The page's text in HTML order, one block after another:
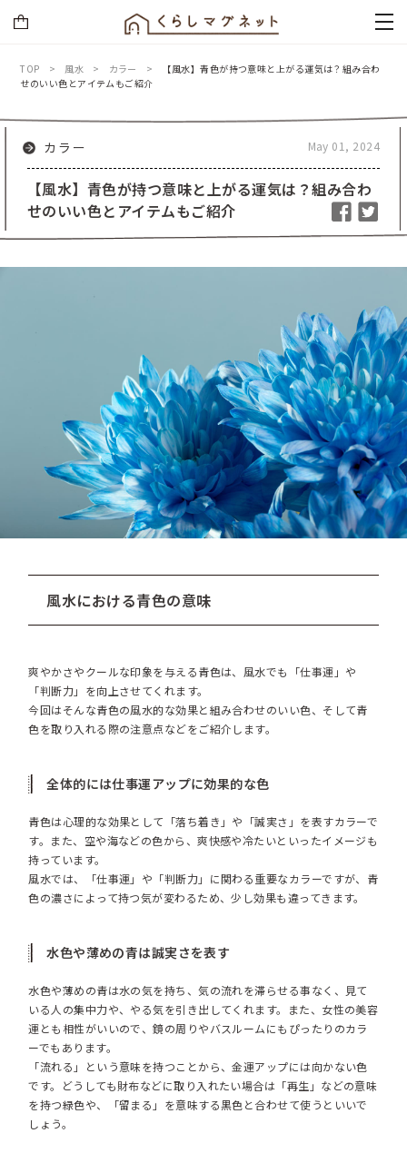
TOP 風水 カラー
【風水】青色が持つ意味と上がる運気は？組み合わ
せのいい色とアイテムもご紹介
カラー May 01, 2024
【風水】青色が持つ意味と上がる運気は？組み合わ
せのいい色とアイテムもご紹介
風水における青色の意味
爽やかさやクールな印象を与える青色は、風水でも「仕事運」や
「判断力」を向上させてくれます。
今回はそんな青色の風水的な効果と組み合わせのいい色、そして青
色を取り入れる際の注意点などをご紹介します。
全体的には仕事運アップに効果的な色
青色は心理的な効果として「落ち着き」や「誠実さ」を表すカラーで
す。また、空や海などの色から、爽快感や冷たいといったイメージも
持っています。
風水では、「仕事運」や「判断力」に関わる重要なカラーですが、青
色の濃さによって持つ気が変わるため、少し効果も違ってきます。
水色や薄めの青は誠実さを表す
水色や薄めの青は水の気を持ち、気の流れを滞らせる事なく、見て
いる人の集中力や、やる気を引き出してくれます。また、女性の美容
運とも相性がいいので、鏡の周りやバスルームにもぴったりのカラ
ーでもあります。
「流れる」という意味を持つことから、金運アップには向かない色
です。どうしても財布などに取り入れたい場合は「再生」などの意味
を持つ緑色や、「留まる」を意味する黒色と合わせて使うといいで
しょう。